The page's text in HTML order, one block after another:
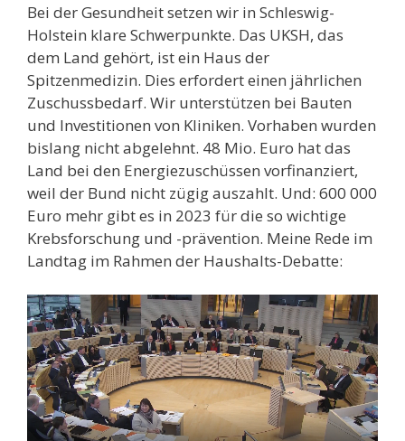
Bei der Gesundheit setzen wir in Schleswig-
Holstein klare Schwerpunkte. Das UKSH, das
dem Land gehört, ist ein Haus der
Spitzenmedizin. Dies erfordert einen jährlichen
Zuschussbedarf. Wir unterstützen bei Bauten
und Investitionen von Kliniken. Vorhaben wurden
bislang nicht abgelehnt. 48 Mio. Euro hat das
Land bei den Energiezuschüssen vorfinanziert,
weil der Bund nicht zügig auszahlt. Und: 600 000
Euro mehr gibt es in 2023 für die so wichtige
Krebsforschung und -prävention. Meine Rede im
Landtag im Rahmen der Haushalts-Debatte: